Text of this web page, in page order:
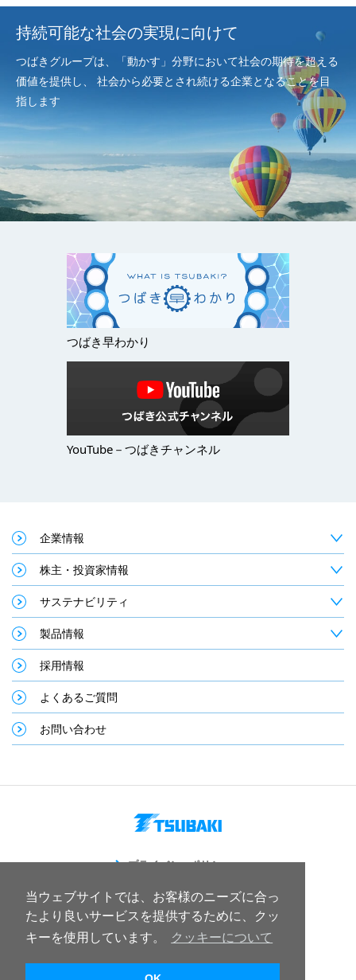
当ウェブサイトでは、お客様のニーズに合っ
たより良いサービスを提供するために、クッ
キーを使用しています。
クッキーについて
持続可能な社会の実現に向けて
つばきグループは、「動かす」分野において社会の期待を超える
価値を提供し、
社会から必要とされ続ける企業となることを目
指します
つばき早わかり
YouTube－つばきチャンネル
企業情報
株主・投資家情報
サステナビリティ
製品情報
採用情報
よくあるご質問
お問い合わせ
プライバシーポリシー
サイトのご利用について
サイトマップ